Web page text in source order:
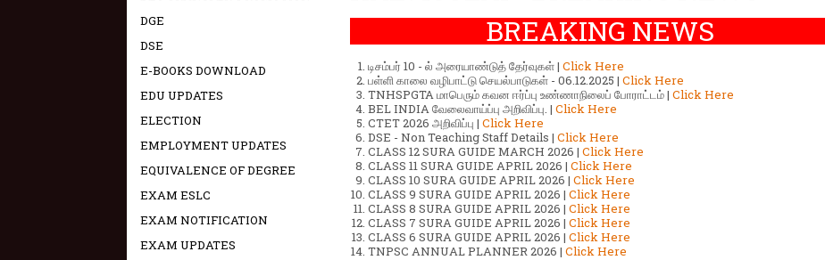
BREAKING NEWS
டிசம்பர் 10 - ல் அரையாண்டுத் தேர்வுகள் | Click Here
பள்ளி காலை வழிபாட்டு செயல்பாடுகள் - 06.12.2025 | Click Here
TNHSPGTA மாபெரும் கவன ஈர்ப்பு உண்ணாநிலைப் போராட்டம் | Click Here
BEL INDIA வேலைவாய்ப்பு அறிவிப்பு. | Click Here
CTET 2026 அறிவிப்பு | Click Here
DSE - Non Teaching Staff Details | Click Here
CLASS 12 SURA GUIDE MARCH 2026 | Click Here
CLASS 11 SURA GUIDE APRIL 2026 | Click Here
CLASS 10 SURA GUIDE APRIL 2026 | Click Here
CLASS 9 SURA GUIDE APRIL 2026 | Click Here
CLASS 8 SURA GUIDE APRIL 2026 | Click Here
CLASS 7 SURA GUIDE APRIL 2026 | Click Here
CLASS 6 SURA GUIDE APRIL 2026 | Click Here
TNPSC ANNUAL PLANNER 2026 | Click Here
DGE
DSE
E-BOOKS DOWNLOAD
EDU UPDATES
ELECTION
EMPLOYMENT UPDATES
EQUIVALENCE OF DEGREE
EXAM ESLC
EXAM NOTIFICATION
EXAM UPDATES